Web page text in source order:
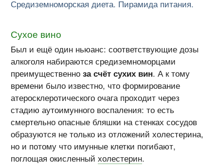
Средиземноморская диета. Пирамида питания.
Сухое вино
Был и ещё один ньюанс: соответствующие дозы
алкоголя набираются средиземноморцами
преимущественноза счёт сухих вин. А к тому
времени было известно, что формирование
атеросклеротического очага проходит через
стадию аутоимунного воспаления: то есть
смертельно опасные бляшки на стенках сосудов
образуются не только из отложений холестерина,
но и потому что имунные клетки погибают,
поглощая окисленныйхолестерин.